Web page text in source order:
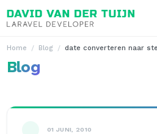
Ga naar inhoud
Home Blog date converteren naar
Blog
01 JUNI, 2010